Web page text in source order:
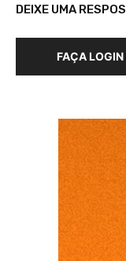
DEIXE UMA
FAÇA